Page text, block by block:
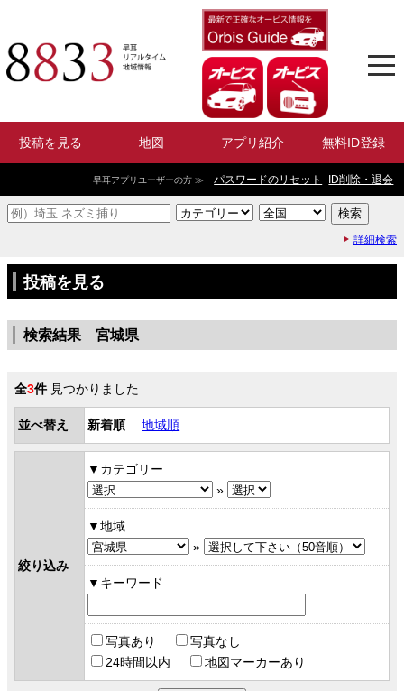
投稿を見る 地図 アプリ紹介 無料ID登録
早耳アプリユーザーの方 ≫ パスワードのリセット ID削除・退会
詳細検索
投稿を見る
検索結果 宮城県
全3件 見つかりました
並べ替え 新着順 地域順
絞り込み
カテゴリー
»
地域
»
キーワード
写真あり
写真なし
24時間以内
地図マーカーあり